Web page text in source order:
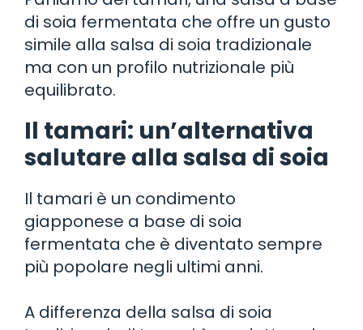
di soia fermentata che offre un gusto
simile alla salsa di soia tradizionale
ma con un profilo nutrizionale più
equilibrato.
Il tamari: un’alternativa
salutare alla salsa di soia
Il tamari è un condimento
giapponese a base di soia
fermentata che è diventato sempre
più popolare negli ultimi anni.
A differenza della salsa di soia